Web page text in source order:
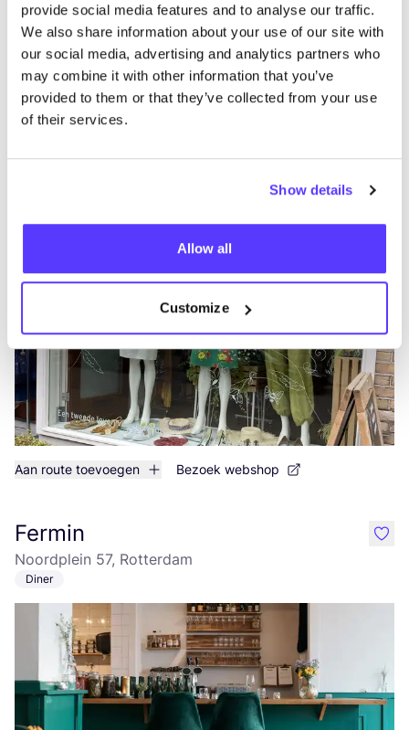
provide social media features and to analyse our traffic.
We also share information about your use of our site with
our social media, advertising and analytics partners who
may combine it with other information that you’ve
provided to them or that they’ve collected from your use
of their services.
Show details
Allow all
Customize
Zwaanshals 494, Rotterdam
Aan route toevoegen Bezoek webshop
like
Fermin
Noordplein 57, Rotterdam
Diner
like